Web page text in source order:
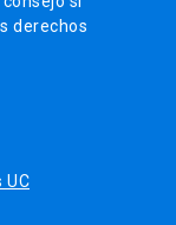
derechos
UC